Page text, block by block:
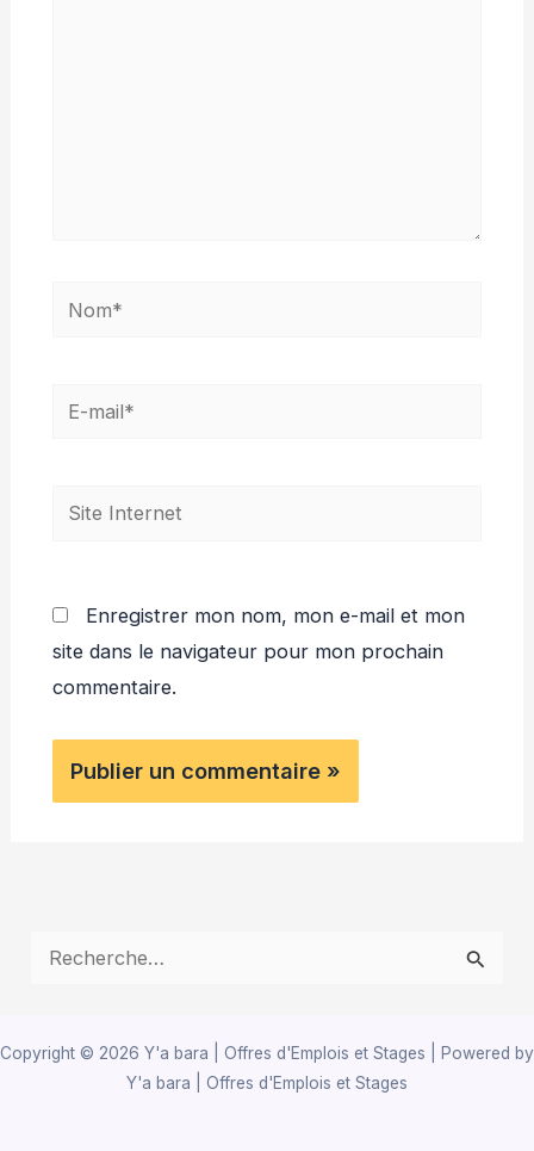
Nom*
E-
Site
Enregistrer mon nom, mon e-mail et mon
site dans le navigateur pour mon prochain
commentaire.
h
Copyright © 2026 Y'a bara | Offres d'Emplois et Stages | Powered by
Y'a bara | Offres d'Emplois et Stages